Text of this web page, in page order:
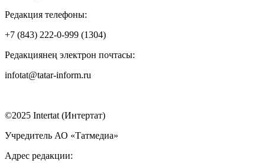
Редакция телефоны:
+7 (843) 222-0-999 (1304)
Редакциянең электрон почтасы:
infotat@tatar-inform.ru
©2025 Intertat (Интертат)
Учредитель АО «Татмедиа»
Адрес редакции: